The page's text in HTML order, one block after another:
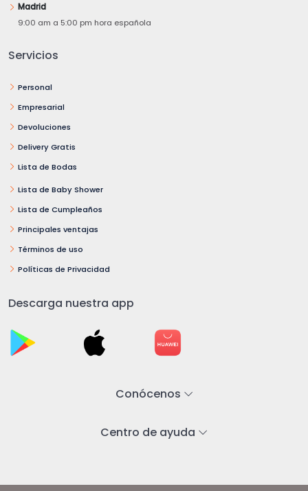
Madrid
9:00 am a 5:00 pm hora española
Servicios
Personal
Empresarial
Devoluciones
Delivery Gratis
Lista de Bodas
Lista de Baby Shower
Lista de Cumpleaños
Principales ventajas
Términos de uso
Políticas de Privacidad
Descarga nuestra app
Conócenos
Centro de ayuda